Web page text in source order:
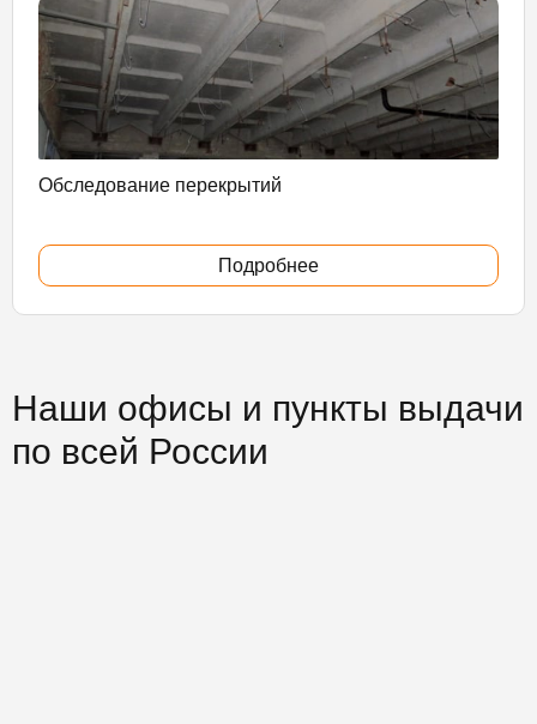
Обследование перекрытий
Подробнее
Наши офисы и пункты выдачи
по всей России